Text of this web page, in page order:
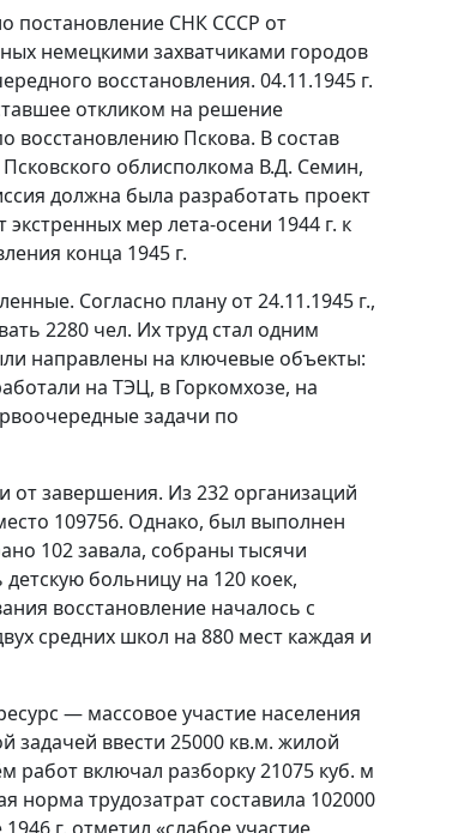
постановление СНК СССР от
немецкими захватчиками городов
восстановления. 04.11.1945 г.
откликом на решение
восстановлению Пскова. В состав
облисполкома В.Д. Семин,
должна была разработать проект
мер лета-осени 1944 г. к
конца 1945 г.
Согласно плану от 24.11.1945 г.,
2280 чел. Их труд стал одним
направлены на ключевые объекты:
на ТЭЦ, в Горкомхозе, на
задачи по
от завершения. Из 232 организаций
109756. Однако, был выполнен
102 завала, собраны тысячи
больницу на 120 коек,
восстановление началось с
средних школ на 880 мест каждая и
— массовое участие населения
задачей ввести 25000 кв.м. жилой
включал разборку 21075 куб. м
норма трудозатрат составила 102000